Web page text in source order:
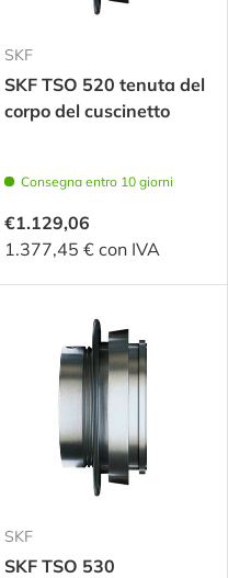
SKF
SKF TSO 520 tenuta del
corpo del cuscinetto
Consegna entro 10 giorni
€1.129,06
1.377,45 € con IVA
SKF
SKF TSO 530